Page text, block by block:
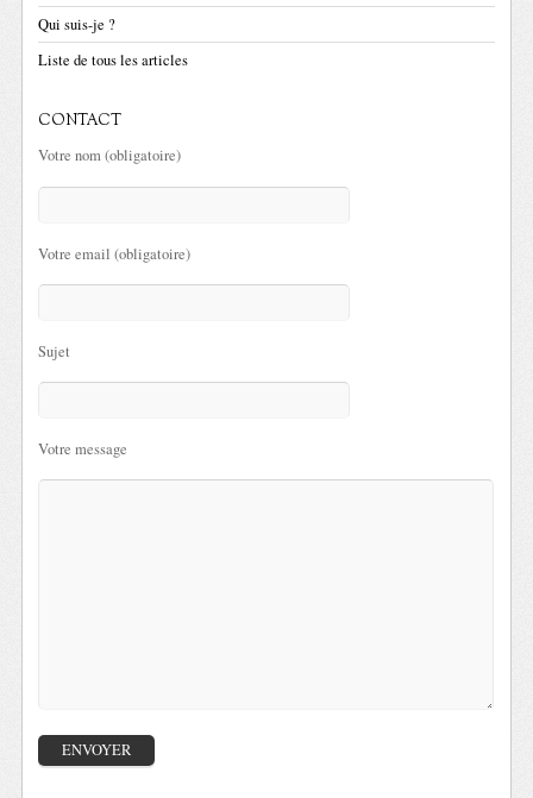
Qui suis-je ?
Liste de tous les articles
CONTACT
Votre nom (obligatoire)
Votre email (obligatoire)
Sujet
Votre message